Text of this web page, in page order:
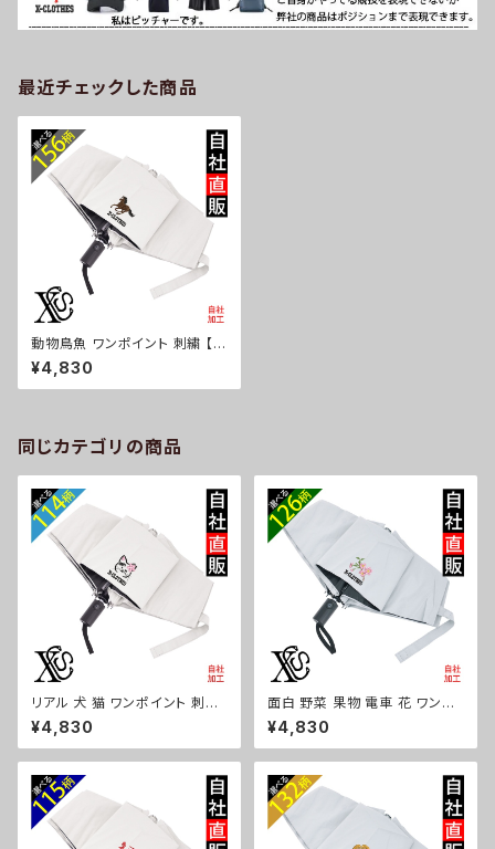
最近チェックした商品
動物鳥魚 ワンポイント 刺繍 【形
状記憶+自動開閉】 折りたたみ
傘 レディース メンズ 55cm 晴
雨兼用 UVカット99.9％ 一級遮
ナガ ハリネズミ レッサーパンダ
文鳥 インコ ori-a-kas04-g0
6-s
¥4,830
同じカテゴリの商品
リアル 犬 猫 ワンポイント 刺繍
【形状記憶+自動開閉】 折りたた
み傘 レディース メンズ 55cm
晴雨兼用 UVカット99.9％ 一級
ズ 自社ブランド 柄 ギフト 柴犬
チワワ シーズー シュナウザー
パグ ビションフリーゼ ori-a-ka
s04-g10-s
¥4,830
面白 野菜 果物 電車 花 ワンポ
イント 刺繍【形状記憶+自動開
閉】 折りたたみ傘 レディース メ
ンズ 55cm 晴雨兼用 UVカット
風 雑貨 グッズ 自社ブランド 柄
トマト リンゴ ラーメン 餃子 鳥
獣戯画 富士山 パチンコ ori-a-
kas04-g09-s
¥4,830